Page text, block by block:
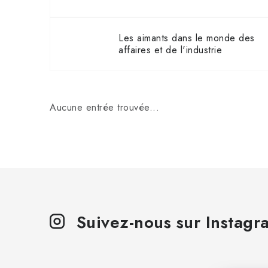
Les aimants dans le monde des
affaires et de l'industrie
Aucune entrée trouvée...
Suivez-nous sur